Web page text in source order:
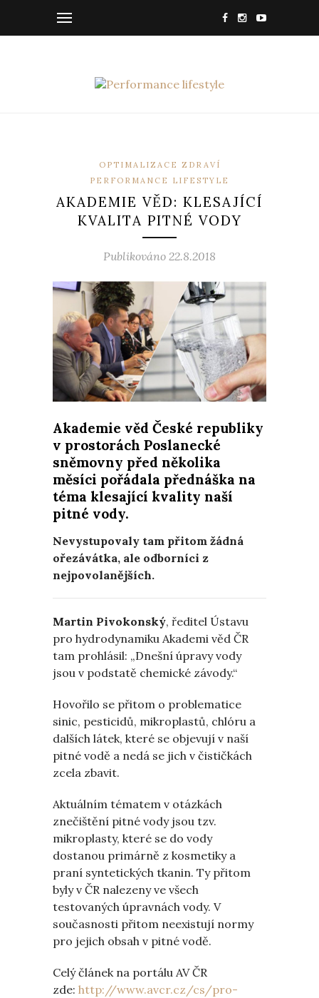
OPTIMALIZACE ZDRAVÍ
PERFORMANCE LIFESTYLE
AKADEMIE VĚD: KLESAJÍCÍ
KVALITA PITNÉ VODY
Publikováno 22.8.2018
Akademie věd České republiky
v prostorách Poslanecké
sněmovny před několika
měsíci pořádala přednáška na
téma klesající kvality naší
pitné vody.
Nevystupovaly tam přitom žádná
ořezávátka, ale odborníci z
nejpovolanějších.
Martin Pivokonský, ředitel Ústavu
pro hydrodynamiku Akademi věd ČR
tam prohlásil: „Dnešní úpravy vody
jsou v podstatě chemické závody.“
Hovořilo se přitom o problematice
sinic, pesticidů, mikroplastů, chlóru a
dalších látek, které se objevují v naší
pitné vodě a nedá se jich v čističkách
zcela zbavit.
Aktuálním tématem v otázkách
znečištění pitné vody jsou tzv.
mikroplasty, které se do vody
dostanou primárně z kosmetiky a
praní syntetických tkanin. Ty přitom
byly v ČR nalezeny ve všech
testovaných úpravnách vody. V
současnosti přitom neexistují normy
pro jejich obsah v pitné vodě.
Celý článek na portálu AV ČR
zde: http://www.avcr.cz/cs/pro-